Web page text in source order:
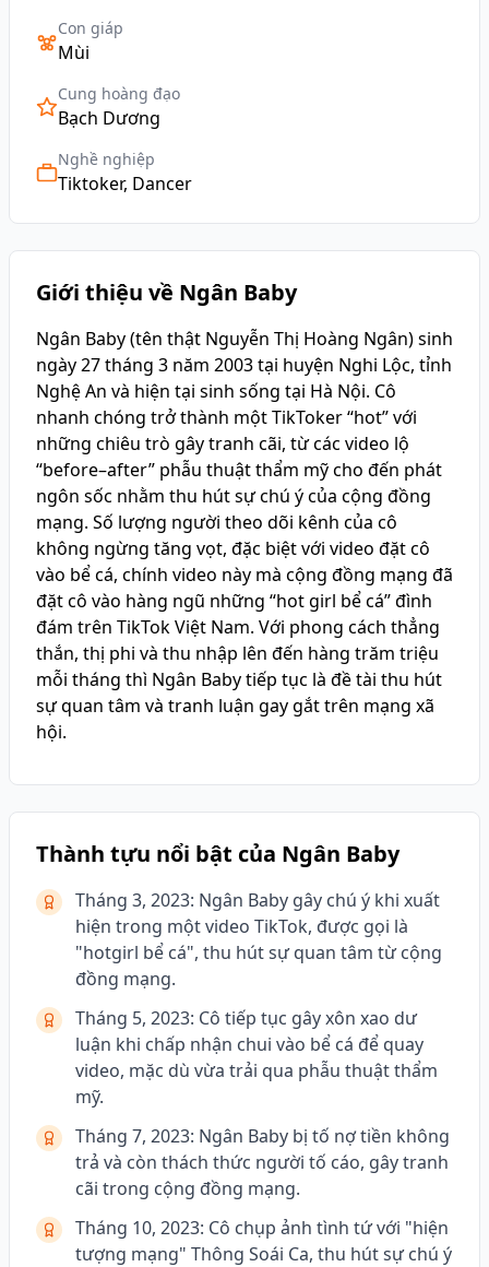
Con giáp
Mùi
Cung hoàng đạo
Bạch Dương
Nghề nghiệp
Tiktoker, Dancer
Giới thiệu về Ngân Baby
Ngân Baby (tên thật Nguyễn Thị Hoàng Ngân) sinh
ngày 27 tháng 3 năm 2003 tại huyện Nghi Lộc, tỉnh
Nghệ An và hiện tại sinh sống tại Hà Nội. Cô
nhanh chóng trở thành một TikToker “hot” với
những chiêu trò gây tranh cãi, từ các video lộ
“before–after” phẫu thuật thẩm mỹ cho đến phát
ngôn sốc nhằm thu hút sự chú ý của cộng đồng
mạng. Số lượng người theo dõi kênh của cô
không ngừng tăng vọt, đặc biệt với video đặt cô
vào bể cá, chính video này mà cộng đồng mạng đã
đặt cô vào hàng ngũ những “hot girl bể cá” đình
đám trên TikTok Việt Nam. Với phong cách thẳng
thắn, thị phi và thu nhập lên đến hàng trăm triệu
mỗi tháng thì Ngân Baby tiếp tục là đề tài thu hút
sự quan tâm và tranh luận gay gắt trên mạng xã
hội.
Thành tựu nổi bật của Ngân Baby
Tháng 3, 2023: Ngân Baby gây chú ý khi xuất
hiện trong một video TikTok, được gọi là
"hotgirl bể cá", thu hút sự quan tâm từ cộng
đồng mạng.
Tháng 5, 2023: Cô tiếp tục gây xôn xao dư
luận khi chấp nhận chui vào bể cá để quay
video, mặc dù vừa trải qua phẫu thuật thẩm
mỹ.
Tháng 7, 2023: Ngân Baby bị tố nợ tiền không
trả và còn thách thức người tố cáo, gây tranh
cãi trong cộng đồng mạng.
Tháng 10, 2023: Cô chụp ảnh tình tứ với "hiện
tượng mạng" Thông Soái Ca, thu hút sự chú ý